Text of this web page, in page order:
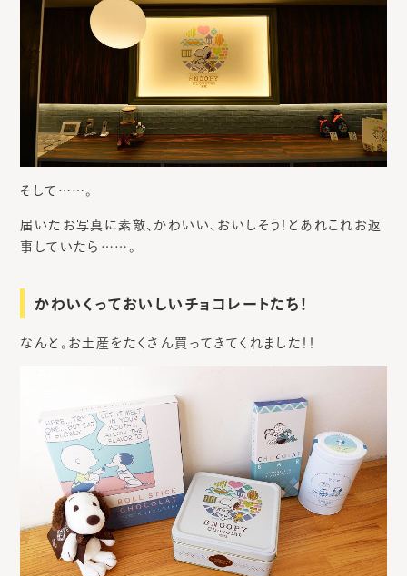
そして……。
届いたお写真に素敵、かわいい、おいしそう！とあれこれお返
事していたら……。
かわいくっておいしいチョコレートたち！
なんと。お土産をたくさん買ってきてくれました！！